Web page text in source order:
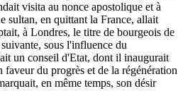
visita au nonce apostolique et à
sultan, en quittant la France, allait
à Londres, le titre de bourgeois de
suivante, sous l'influence du
un conseil d'Etat, dont il inaugurait
faveur du progrès et de la régénération
en même temps, son désir